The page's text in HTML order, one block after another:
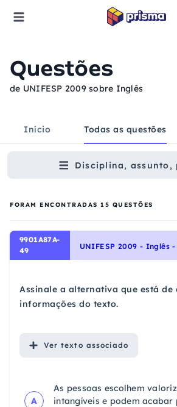
Questões
de UNIFESP 2009 sobre Inglês
Início Todas as questões
Disciplina, assunto,
FORAM ENCONTRADAS 15 QUESTÕES
9901A87A-
49
Assinale a alternativa que está de
informações do texto.
Ver texto associado
A
As pessoas escolhem
intangíveis e podem acabar